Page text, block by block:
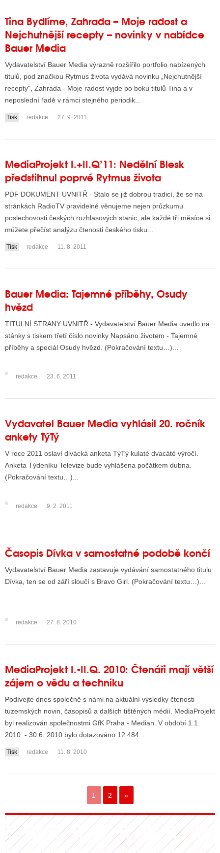
Tina Bydlíme, Zahrada – Moje radost a
Nejchutnější recepty – novinky v nabídce
Bauer Media
Vydavatelství Bauer Media výrazně rozšířilo portfolio nabízených
titulů, pod značkou Rytmus života vydává novinku „Nejchutnější
recepty", Zahrada - Moje radost vyjde po boku titulů Tina a v
neposlední řadě v rámci stejného periodik...
Tisk redakce 27. 9. 2011
MediaProjekt I.+II.Q’11: Nedělní Blesk
předstihnul poprvé Rytmus života
PDF DOKUMENT UVNITŘ - Stalo se již dobrou tradicí, že se na
stránkách RadioTV pravidelně věnujeme nejen průzkumu
poslechovosti českých rozhlasových stanic, ale každé tři měsíce si
můžete přečíst analýzu čtenosti českého tisku...
Tisk redakce 11. 8. 2011
Bauer Media: Tajemné příběhy, Osudy
hvězd
TITULNÍ STRANY UVNITŘ - Vydavatelství Bauer Media uvedlo na
stánky s tiskem třetí číslo novinky Napsáno životem - Tajemné
příběhy a speciál Osudy hvězd. (Pokračování textu…)...
redakce 23. 6. 2011
Vydavatel Bauer Media vyhlásil 20. ročník
ankety TýTý
V roce 2011 oslaví divácká anketa TýTý kulaté dvacáté výročí.
Anketa Týdeníku Televize bude vyhlášena počátkem dubna.
(Pokračování textu…)...
redakce 9. 2. 2011
Časopis Dívka v samostatné podobě končí
Vydavatelství Bauer Media zastavuje vydávání samostatného titulu
Dívka, ten se od září sloučí s Bravo Girl. (Pokračování textu…)...
redakce 27. 8. 2010
MediaProjekt I.-II.Q. 2010: Čtenáři mají větší
zájem o vědu a techniku
Podívejte dnes společně s námi na aktuální výsledky čtenosti
tuzemských novin, časopisů a dalších tištěných médií. MediaProjekt
byl realizován společnostmi GfK Praha - Median. V období 1.1.
2010 - 30.6. 2010 bylo dotazováno 12 484...
Tisk redakce 11. 8. 2010
1 2 »